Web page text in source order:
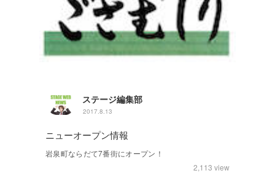
ステージ編集部
2017.8.13
ニューオープン情報
岩泉町ならだて7番街にオープン！
2,113 view